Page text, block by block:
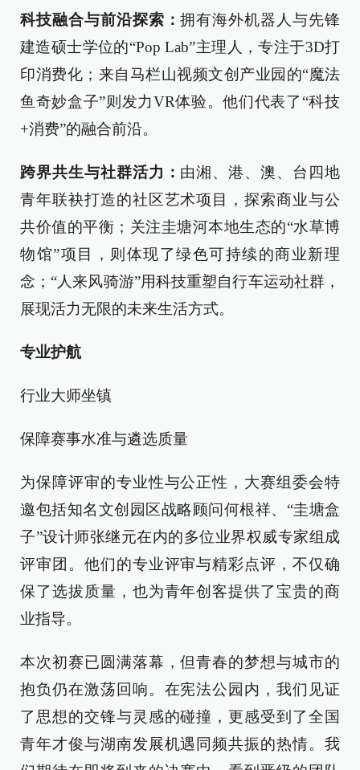
科技融合与前沿探索：拥有海外机器人与先锋
建造硕士学位的“Pop Lab”主理人，专注于3D打
印消费化；来自马栏山视频文创产业园的“魔法
鱼奇妙盒子”则发力VR体验。他们代表了“科技
+消费”的融合前沿。
跨界共生与社群活力： 由湘、港、澳、台四地
青年联袂打造的社区艺术项目，探索商业与公
共价值的平衡；关注圭塘河本地生态的“水草博
物馆”项目，则体现了绿色可持续的商业新理
念；“人来风骑游”用科技重塑自行车运动社群，
展现活力无限的未来生活方式。
专业护航
行业大师坐镇
保障赛事水准与遴选质量
为保障评审的专业性与公正性，大赛组委会特
邀包括知名文创园区战略顾问何根祥、“圭塘盒
子”设计师张继元在内的多位业界权威专家组成
评审团。他们的专业评审与精彩点评，不仅确
保了选拔质量，也为青年创客提供了宝贵的商
业指导。
本次初赛已圆满落幕，但青春的梦想与城市的
抱负仍在激荡回响。在宪法公园内，我们见证
了思想的交锋与灵感的碰撞，更感受到了全国
青年才俊与湖南发展机遇同频共振的热情。我